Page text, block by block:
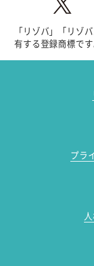
「リゾバ」「リゾ
有する登録商標です
プラ